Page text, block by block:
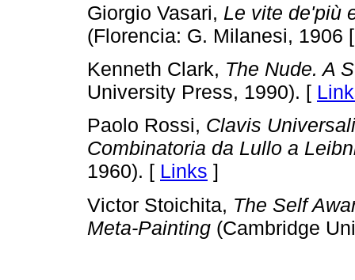
Giorgio Vasari, Le vite de'più
(Florencia: G. Milanesi, 1906
Kenneth Clark, The Nude. A
University Press, 1990). [
Paolo Rossi, Clavis
Combinatoria da Lullo a
1960). [ Links ]
Victor Stoichita, The Self
Meta-Painting (Cambridge